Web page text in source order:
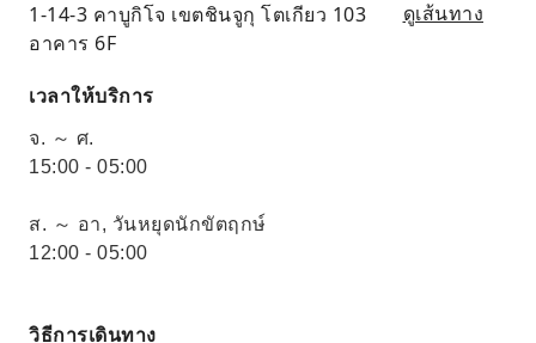
1-14-3 คาบูกิโจ เขตชินจูกุ โตเกียว 103
อาคาร 6F
ดูเส้นทาง
เวลาให้บริการ
จ. ～ ศ.
15:00 - 05:00
ส. ～ อา, วันหยุดนักขัตฤกษ์
12:00 - 05:00
วิธีการเดินทาง